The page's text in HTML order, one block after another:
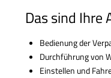
Das sind Ihre
Bedienung der
Durchführung von
Einstellen und